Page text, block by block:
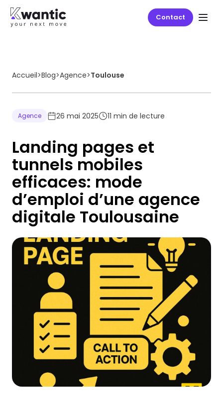
Contact
Accueil>Blog>Agence>Toulouse
Agence 26 mai 2025 11 min de lecture
Landing pages et
tunnels mobiles
efficaces: mode
d’emploi d’une agence
digitale Toulousaine